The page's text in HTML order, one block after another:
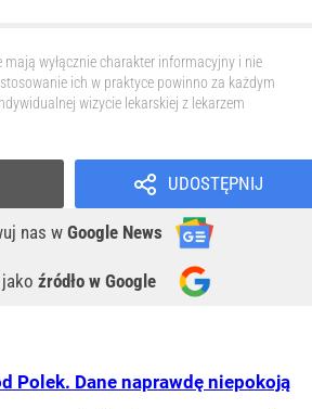
wyłącznie charakter informacyjny i nie
ich w praktyce powinno za każdym
wizycie lekarskiej z lekarzem
UDOSTĘPNIJ
nas w Google News
źródło w Google
Polek. Dane naprawdę niepokoją